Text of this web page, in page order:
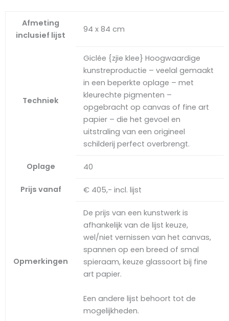
Afmeting
inclusief lijst
94 x 84 cm
Techniek
Giclée {zjie klee} Hoogwaardige
kunstreproductie – veelal gemaakt
in een beperkte oplage – met
kleurechte pigmenten –
opgebracht op canvas of fine art
papier – die het gevoel en
uitstraling van een origineel
schilderij perfect overbrengt.
Oplage 40
Prijs vanaf € 405,- incl. lijst
Opmerkingen
De prijs van een kunstwerk is
afhankelijk van de lijst keuze,
wel/niet vernissen van het canvas,
spannen op een breed of smal
spieraam, keuze glassoort bij fine
art papier.
Een andere lijst behoort tot de
mogelijkheden.